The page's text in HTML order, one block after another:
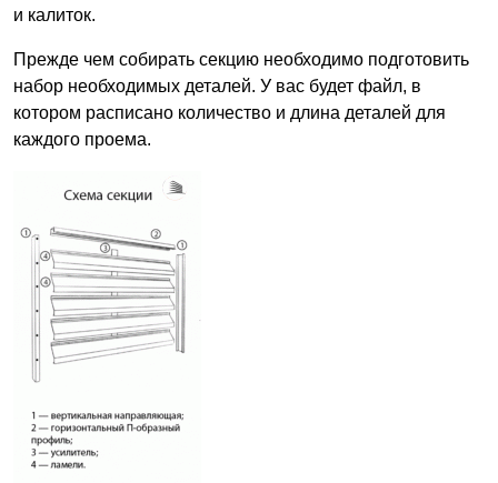
и калиток.
Прежде чем собирать секцию необходимо подготовить
набор необходимых деталей. У вас будет файл, в
котором расписано количество и длина деталей для
каждого проема.